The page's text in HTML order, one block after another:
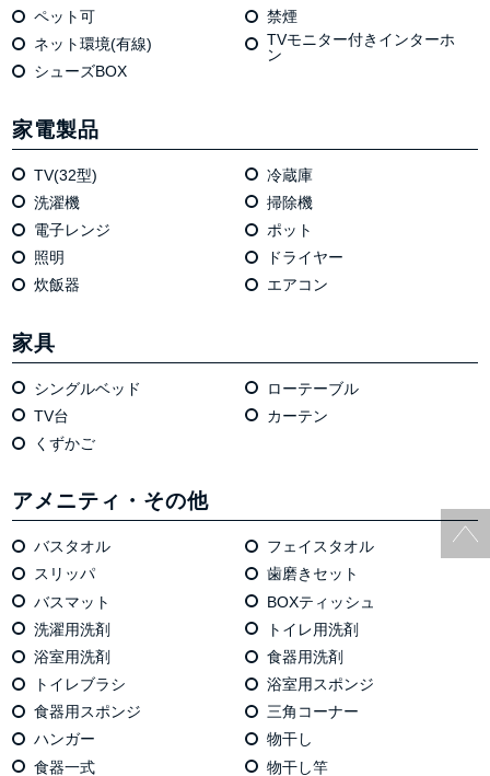
ペット可
禁煙
ネット環境(有線)
TVモニター付きインターホ
ン
シューズBOX
家電製品
TV(32型)
冷蔵庫
洗濯機
掃除機
電⼦レンジ
ポット
照明
ドライヤー
炊飯器
エアコン
家具
シングルベッド
ローテーブル
TV台
カーテン
くずかご
アメニティ・その他
バスタオル
フェイスタオル
スリッパ
歯磨きセット
バスマット
BOXティッシュ
洗濯用洗剤
トイレ用洗剤
浴室用洗剤
食器用洗剤
トイレブラシ
浴室用スポンジ
食器用スポンジ
三角コーナー
ハンガー
物干し
食器一式
物干し竿